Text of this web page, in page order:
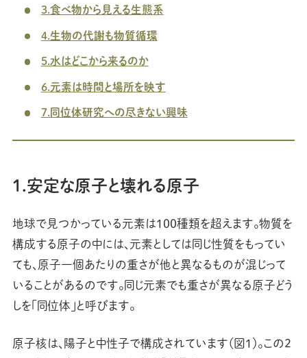
3.食べ物から見える生態系
4.生物の代謝も物質循環
5.水はどこから来るのか
6.元素は時間と場所を映す
7.同位体研究への尽きない興味
1.安定な原子と壊れる原子
地球で見つかっている元素は100種類を超えます。物質を
構成する原子の中には、元素としては同じ性質をもってい
ても、原子一個あたりの重さが他と異なるものが混じって
いることがあるのです。同じ元素でも重さが異なる原子どう
しを「同位体」と呼びます。
原子核は、陽子と中性子で構成されています（図1）。この2